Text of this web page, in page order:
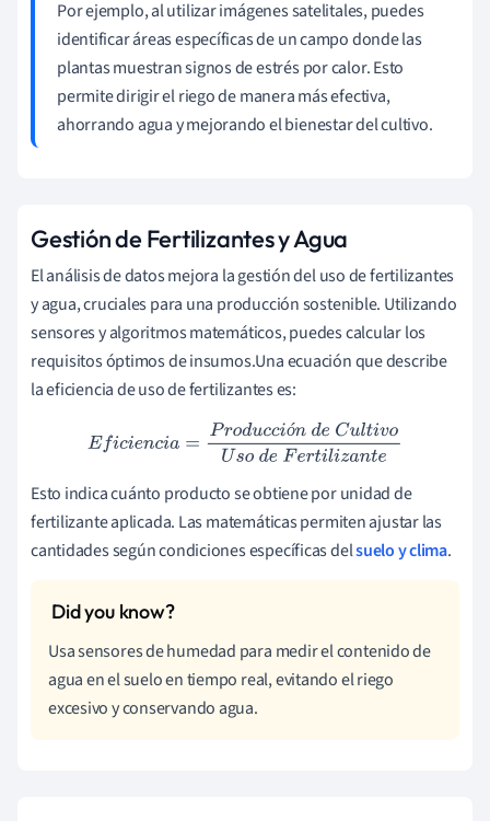
Por ejemplo, al utilizar imágenes satelitales, puedes
identificar áreas específicas de un campo donde las
plantas muestran signos de estrés por calor. Esto
permite dirigir el riego de manera más efectiva,
ahorrando agua y mejorando el bienestar del cultivo.
Gestión de Fertilizantes y Agua
El análisis de datos mejora la gestión del uso de fertilizantes
y agua, cruciales para una producción sostenible. Utilizando
sensores y algoritmos matemáticos, puedes calcular los
requisitos óptimos de insumos.Una ecuación que describe
la eficiencia de uso de fertilizantes es:
ó
iencia=Produ cci óndeCultivoUsodeFertiliza
Esto indica cuánto producto se obtiene por unidad de
fertilizante aplicada. Las matemáticas permiten ajustar las
cantidades según condiciones específicas delsuelo y clima.
Usa sensores de humedad para medir el contenido de
agua en el suelo en tiempo real, evitando el riego
excesivo y conservando agua.